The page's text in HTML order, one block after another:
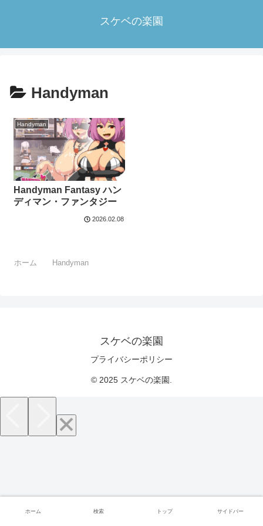
スケベの楽園
Handyman
Handyman
Handyman Fantasy ハン
ディマン・ファンタジー
2026.02.08
ホーム Handyman
スケベの楽園
プライバシーポリシー
© 2025 スケベの楽園.
ホーム 検索 トップ サイドバー